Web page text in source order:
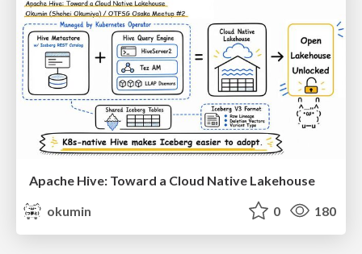
Apache Hive: Toward a Cloud Native Lakehouse
okumin
0 180